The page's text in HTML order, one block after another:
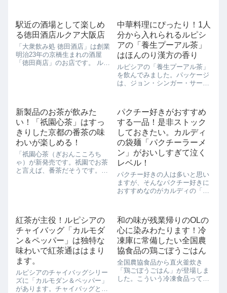
で、とっても簡...
ーズ」をローソンで買ってみま
した。見てください！箱がこん
な感じに引き出せるようになっ
ているんです。ち...
駅近の酒場として楽しめ
る徳田酒店ルクア大阪店
「大衆飲み処 徳田酒店」は創業
明治23年の京橋生まれの酒屋
「徳田商店」のお店です。 ルク
飲める ...
中華料理にぴったり！1人
分から入れられるルピシ
アの「養生プーアル茶」
はほんのり漢方の香り
ルピシアの「養生プーアル茶」
を飲んでみました。パッケージ
は、ジョン・シンガー・サージ
ン、デート美術館の作品です。
天使のようなかわいい子供の絵
ですね。中はこんな感じ。茶葉
がくるくるっと縮ま...
新製品のお茶が飲みた
い！「祇園心茶」はすっ
きりした京都の番茶の味
わいが楽しめる！
「祇園心茶（ぎおんこころち
ゃ）が新発売です。祇園でお茶
と言えば、番茶だそうです。こ
なにやら海洋深層水...
パクチー好きがおすすめ
する一品！是非ストック
しておきたい。カルディ
の袋麺「パクチーラーメ
ン」がおいしすぎて泣く
レベル！
パクチー好きの人は多いと思い
ますが、そんなパクチー好きに
おすすめなのがカルディの「パ
らせる】袋めんなんですが、作
り方はいたって簡単。普通の袋
めんのように作っていきます。
中に乾燥パクチー...
紅茶が主役！ルピシアの
チャイバッグ「カルモダ
ン＆ペッパー」は独特な
味わいで紅茶通ははまり
ます。
ルピシアのチャイバッグシリー
ズに「カルモダン＆ペッパー」
があります。チャイバッグとい
和の味が残業帰りのOLの
心に染みわたります！冷
凍庫に常備したい全国農
協食品の鶏ごぼうごはん
全国農協食品から直火釜炊き
「鶏ごぼうごはん」が登場しま
した。こういう冷凍食品ってOL